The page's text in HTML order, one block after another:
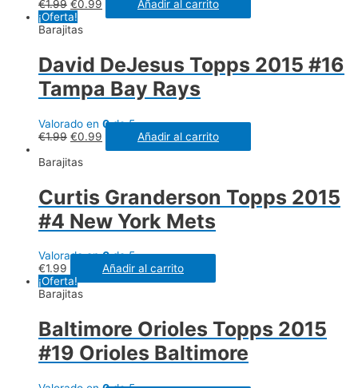
€1.99 €0.99
Añadir al carrito
¡Oferta!
Barajitas
David DeJesus Topps 2015 #16
Tampa Bay Rays
Valorado en 0de 5
€1.99 €0.99
Añadir al carrito
Barajitas
Curtis Granderson Topps 2015
#4 New York Mets
Valorado en0de 5
€1.99
Añadir al carrito
¡Oferta!
Barajitas
Baltimore Orioles Topps 2015
#19 Orioles Baltimore